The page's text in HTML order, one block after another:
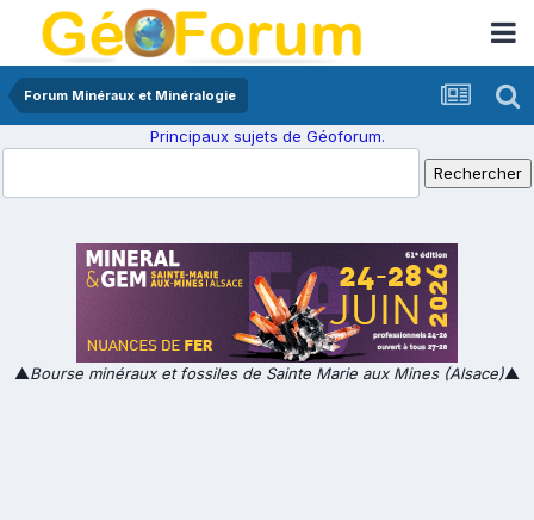
Forum Minéraux et Minéralogie
Principaux sujets de Géoforum.
▲Bourse minéraux et fossiles de Sainte Marie aux Mines (Alsace)▲